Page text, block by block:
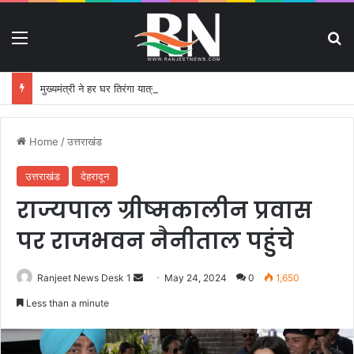
मुख्यमंत्री ने हर घर तिरंगा यात्रा कार्यक्रम में किया प्रतिभाग
Home /उत्तराखंड
उत्तराखंड देहरादून
राज्यपाल ग्रीष्मकालीन प्रवास
पर राजभवन नैनीताल पहुंचे
Ranjeet News Desk 1
d
May 24, 2024 0 1,650
Less than a minute